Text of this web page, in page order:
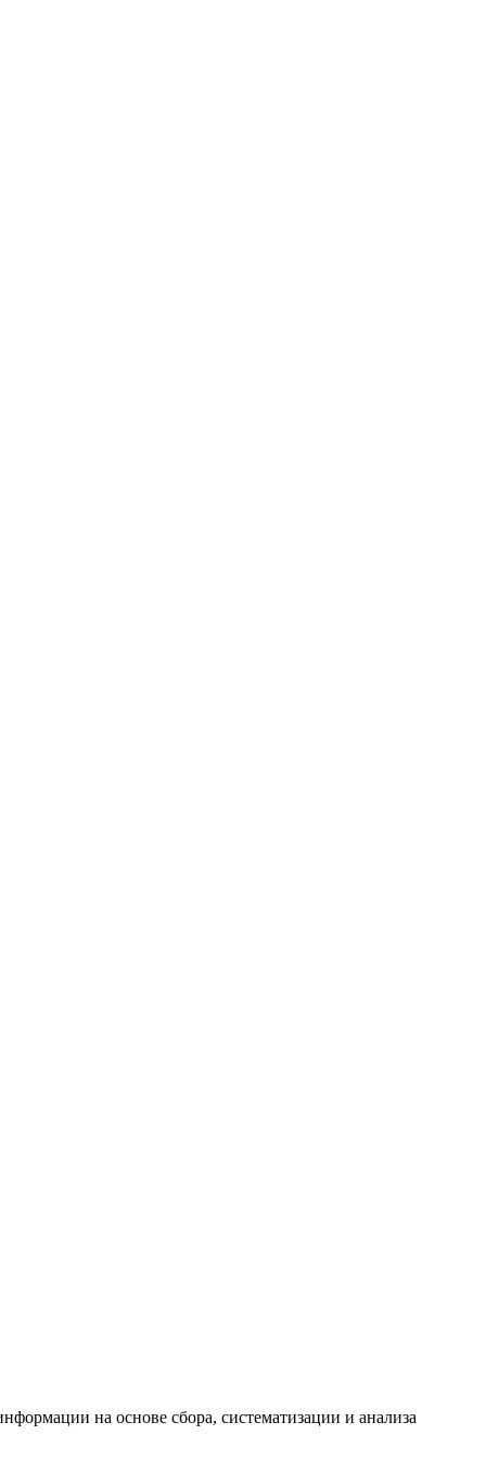
на основе сбора, систематизации и анализа